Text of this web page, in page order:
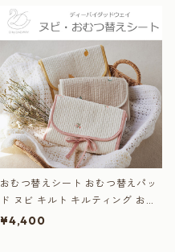
おむつ替えシート おむつ替えパッ
ド ヌビ キルト キルティング おし
りふきポケット付き オムツ替え 汚
¥4,400